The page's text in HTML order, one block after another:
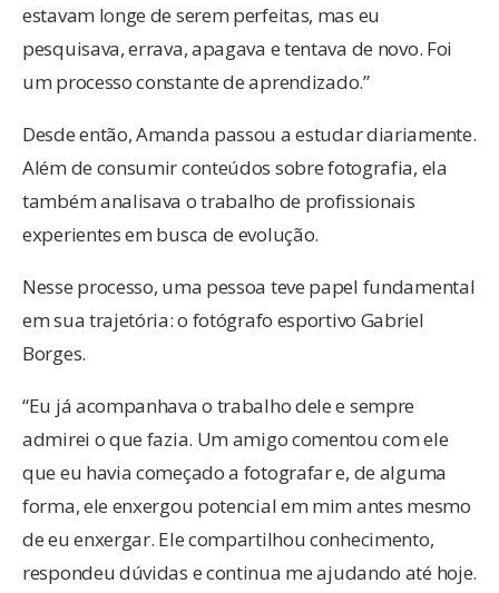
estavam longe de serem perfeitas, mas eu
pesquisava, errava, apagava e tentava de novo. Foi
um processo constante de aprendizado.”
Desde então, Amanda passou a estudar diariamente.
Além de consumir conteúdos sobre fotografia, ela
também analisava o trabalho de profissionais
experientes em busca de evolução.
Nesse processo, uma pessoa teve papel fundamental
em sua trajetória: o fotógrafo esportivo Gabriel
Borges.
“Eu já acompanhava o trabalho dele e sempre
admirei o que fazia. Um amigo comentou com ele
que eu havia começado a fotografar e, de alguma
forma, ele enxergou potencial em mim antes mesmo
de eu enxergar. Ele compartilhou conhecimento,
respondeu dúvidas e continua me ajudando até hoje.